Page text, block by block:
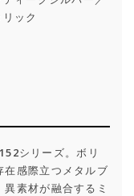
ック
シリーズ。ボリ
在感際立つメタルブ
素材が融合するミ